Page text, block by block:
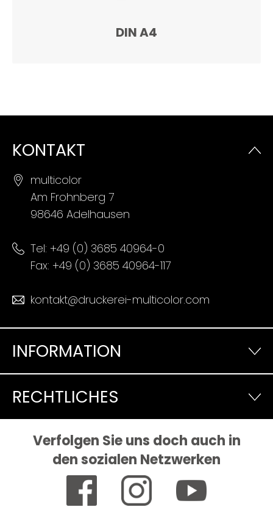
DIN A4
KONTAKT
multicolor
Am Frohnberg 7
98646 Adelhausen
Tel: +49 (0) 3685 40964-0
Fax: +49 (0) 3685 40964-117
kontakt@druckerei-multicolor.com
INFORMATION
RECHTLICHES
Verfolgen Sie uns doch auch in
den sozialen Netzwerken